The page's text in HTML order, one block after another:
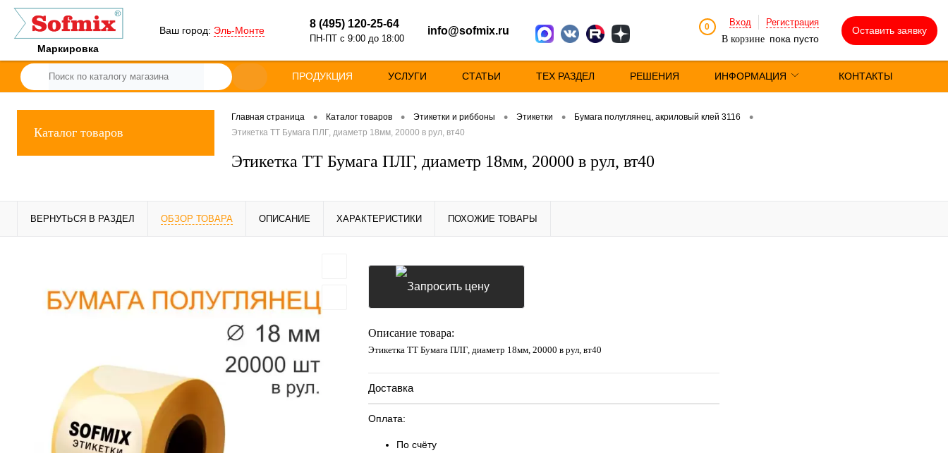
Маркировка
Ваш город: Эль-Монте
8 (495) 120-25-64
ПН-ПТ с 9:00 до 18:00
info@sofmix.ru 0 Вход
Регистрация
В корзине пока пусто
Оставить заявку
ПРОДУКЦИЯ УСЛУГИ СТАТЬИ ТЕХ РАЗДЕЛ РЕШЕНИЯ ИНФОРМАЦИЯ КОНТАКТЫ
Каталог товаров
Главная страница • Каталог товаров • Этикетки и риббоны • Этикетки • Бумага полуглянец, акриловый клей 3116 •
Этикетка ТТ Бумага ПЛГ, диаметр 18мм, 20000 в рул, вт40
Этикетка ТТ Бумага ПЛГ, диаметр 18мм, 20000 в рул, вт40
ВЕРНУТЬСЯ В РАЗДЕЛ ОБЗОР ТОВАРА ОПИСАНИЕ ХАРАКТЕРИСТИКИ ПОХОЖИЕ ТОВАРЫ
Запросить цену
Описание товара:
Этикетка ТТ Бумага ПЛГ, диаметр 18мм, 20000 в рул, вт40
Доставка
Оплата:
По счёту